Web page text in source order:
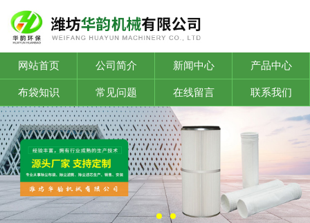
网站首页 公司简介 新闻中心 产品中心
布袋知识 常见问题 在线留言 联系我们